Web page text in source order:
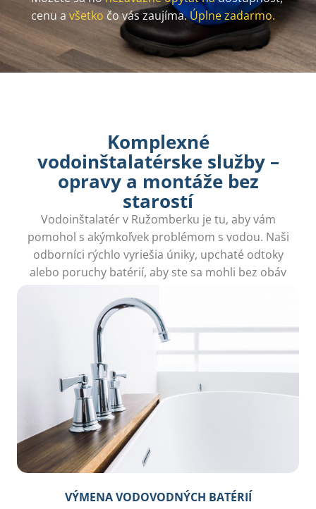
cenu a všetko čo vás zaujíma.Úplne zadarmo.
Komplexné
vodoinštalatérske služby –
opravy a montáže bez
starostí
Vodoinštalatér v Ružomberku je tu, aby vám
pomohol s akýmkoľvek problémom s vodou. Naši
odborníci rýchlo vyriešia úniky, upchaté odtoky
alebo poruchy batérií, aby ste sa mohli bez obáv
VÝMENA VODOVODNÝCH BATÉRIÍ